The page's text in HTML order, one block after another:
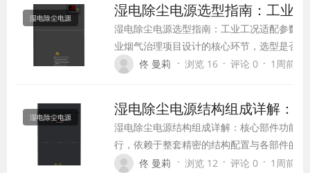
湿电除尘电源 湿电除尘电源选型指南：工业
湿电除尘电源选型指南：工业工况适配参数
业烟气治理项目设计的核心环节，选型是否
设备的除尘效率、能耗水平、运行稳定性与
佟 曼莉 · 浏览 16 · 评论 0 · 1周前
湿电除尘电源 湿电除尘电源结构组成详解：
湿电除尘电源结构组成详解：核心部件功能
行，依赖于整套精密的结构配置与各部件的
核心动力装置，湿电除尘电源并非单一电气
佟 曼莉 · 浏览 12 · 评论 0 · 1周前